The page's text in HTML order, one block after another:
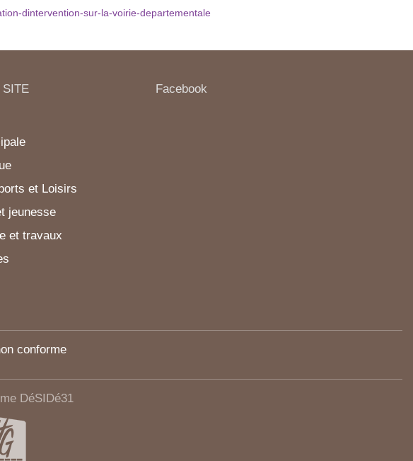
dintervention-sur-la-voirie-departementale
SITE
et Loisirs
jeunesse
et travaux
Facebook
conforme
DéSIDé31